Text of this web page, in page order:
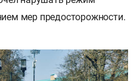
мер предосторожности.